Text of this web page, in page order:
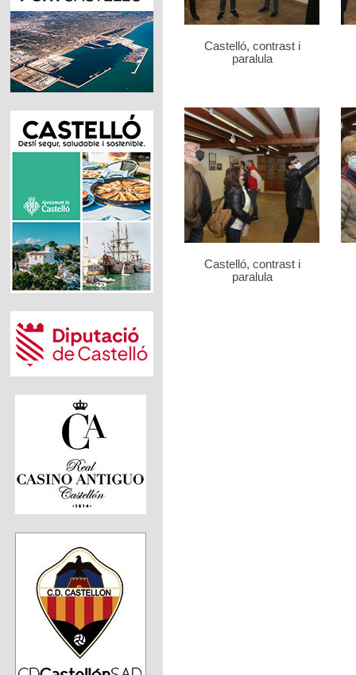
Castelló, contrast i
paralula
Castelló, contrast i
paralula